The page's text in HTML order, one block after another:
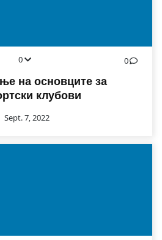
0 0
на основците за
клубови
Sept. 7, 2022